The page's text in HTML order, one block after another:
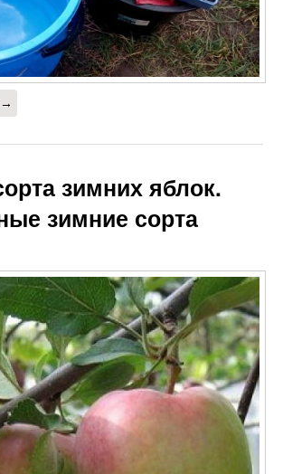
→
зимних яблок.
зимние сорта